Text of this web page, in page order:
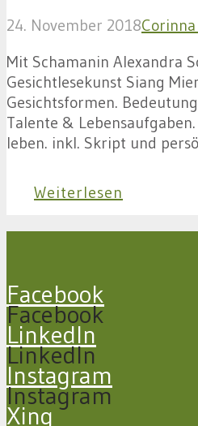
24. November 2018
Mit Schamanin Alexandra
Gesichtlesekunst Siang
Gesichtsformen.
Talente &
leben. inkl. Skript und
Weiterlesen
Facebook
Facebook
LinkedIn
LinkedIn
Instagram
Instagram
Xing